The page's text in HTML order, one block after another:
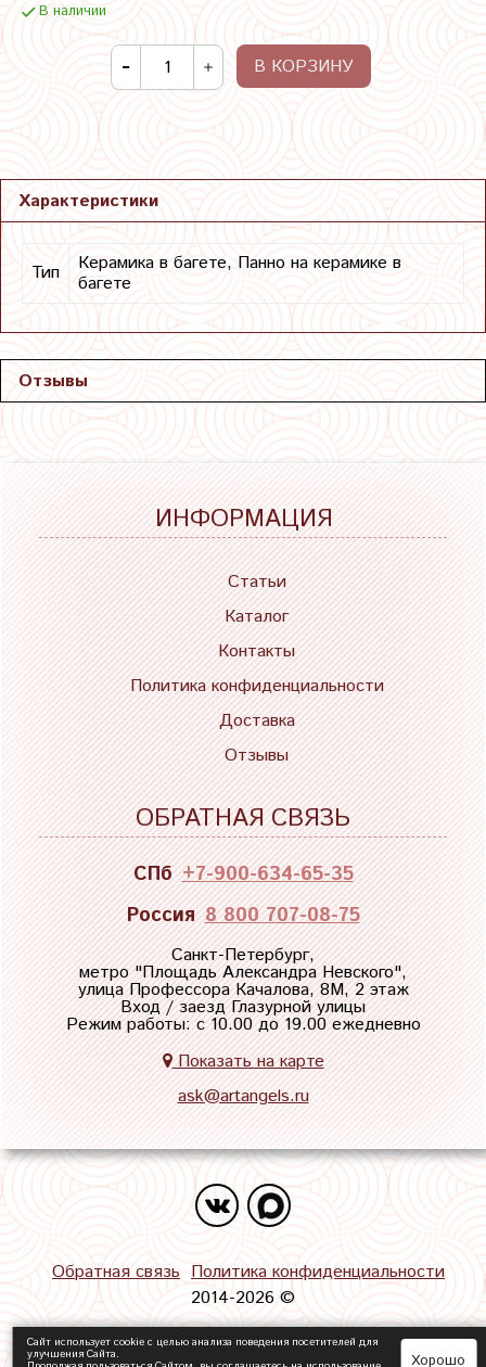
В наличии
В КОРЗИНУ
Характеристики
Тип
Керамика в багете, Панно на керамике в
багете
Отзывы
ИНФОРМАЦИЯ
Статьи
Каталог
Контакты
Политика конфиденциальности
Доставка
Отзывы
ОБРАТНАЯ СВЯЗЬ
СПб +7-900-634-65-35
Россия 8 800 707-08-75
Санкт-Петербург,
метро "Площадь Александра Невского",
улица Профессора Качалова, 8М, 2 этаж
Вход / заезд Глазурной улицы
Режим работы: с 10.00 до 19.00 ежедневно
Показать на карте
ask@artangels.ru
Обратная связь Политика конфиденциальности
2014-2026 ©
Сайт использует cookie с целью анализа поведения посетителей для
улучшения Сайта. Хорошо